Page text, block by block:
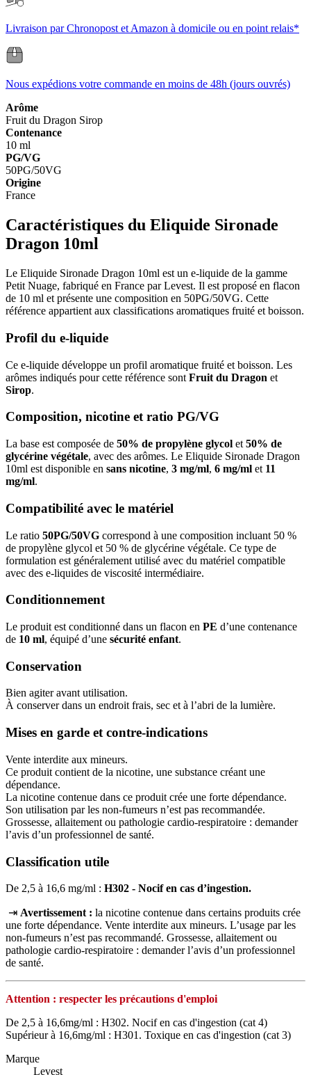
Livraison par Chronopost et Amazon à domicile ou en point relais*
Nous expédions votre commande en moins de 48h (jours ouvrés)
Arôme
Fruit du Dragon Sirop
Contenance
10 ml
PG/VG
50PG/50VG
Origine
France
Caractéristiques du Eliquide Sironade
Dragon 10ml
Le Eliquide Sironade Dragon 10ml est un e-liquide de la gamme
Petit Nuage, fabriqué en France par Levest. Il est proposé en flacon
de 10 ml et présente une composition en 50PG/50VG. Cette
référence appartient aux classifications aromatiques fruité et boisson.
Profil du e-liquide
Ce e-liquide développe un profil aromatique fruité et boisson. Les
arômes indiqués pour cette référence sont Fruit du Dragon et
Sirop.
Composition, nicotine et ratio PG/VG
La base est composée de 50% de propylène glycol et 50% de
glycérine végétale, avec des arômes. Le Eliquide Sironade Dragon
10ml est disponible en sans nicotine, 3 mg/ml, 6 mg/ml et 11
mg/ml.
Compatibilité avec le matériel
Le ratio 50PG/50VG correspond à une composition incluant 50 %
de propylène glycol et 50 % de glycérine végétale. Ce type de
formulation est généralement utilisé avec du matériel compatible
avec des e-liquides de viscosité intermédiaire.
Conditionnement
Le produit est conditionné dans un flacon en PE d’une contenance
de 10 ml, équipé d’une sécurité enfant.
Conservation
Bien agiter avant utilisation.
À conserver dans un endroit frais, sec et à l’abri de la lumière.
Mises en garde et contre-indications
Vente interdite aux mineurs.
Ce produit contient de la nicotine, une substance créant une
dépendance.
La nicotine contenue dans ce produit crée une forte dépendance.
Son utilisation par les non-fumeurs n’est pas recommandée.
Grossesse, allaitement ou pathologie cardio-respiratoire : demander
l’avis d’un professionnel de santé.
Classification utile
De 2,5 à 16,6 mg/ml : H302 - Nocif en cas d’ingestion.
⇥ Avertissement : la nicotine contenue dans certains produits crée
une forte dépendance. Vente interdite aux mineurs. L’usage par les
non‑fumeurs n’est pas recommandé. Grossesse, allaitement ou
pathologie cardio‑respiratoire : demander l’avis d’un professionnel
de santé.
Attention : respecter les précautions d'emploi
De 2,5 à 16,6mg/ml : H302. Nocif en cas d'ingestion (cat 4)
Supérieur à 16,6mg/ml : H301. Toxique en cas d'ingestion (cat 3)
Marque
Levest